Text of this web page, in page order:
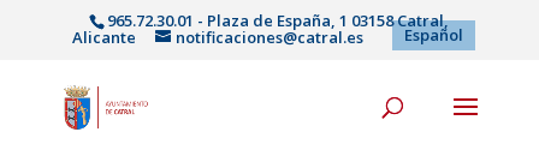
965.72.30.01 - Plaza de España, 1 03158 Catral,
Alicante notificaciones@catral.es Español